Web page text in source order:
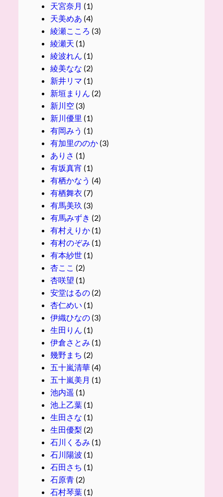
天宮奈月 (1)
天美めあ (4)
綾瀬こころ (3)
綾瀬天 (1)
綾波れん (1)
綾美なな (2)
新井リマ (1)
新垣まりん (2)
新川空 (3)
新川優里 (1)
有岡みう (1)
有加里ののか(3)
ありさ (1)
有坂真宵 (1)
有栖かなう (4)
有栖舞衣 (7)
有馬美玖 (3)
有馬みずき (2)
有村えりか(1)
有村のぞみ (1)
有本紗世(1)
杏ここ (2)
杏咲望 (1)
安堂はるの(2)
杏仁めい (1)
伊織ひなの(3)
生田りん (1)
伊倉さとみ (1)
幾野まち (2)
五十嵐清華(4)
五十嵐美月 (1)
池内遥 (1)
池上乙葉(1)
生田さな (1)
生田優梨 (2)
石川くるみ (1)
石川陽波 (1)
石田さち (1)
石原青(2)
石村琴葉(1)